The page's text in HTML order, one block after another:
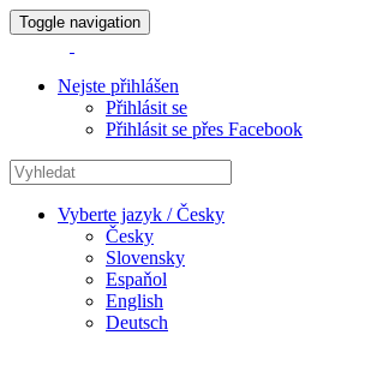
Toggle navigation
Nejste přihlášen
Přihlásit se
Přihlásit se přes Facebook
Vyberte jazyk / Česky
Česky
Slovensky
Espaňol
English
Deutsch